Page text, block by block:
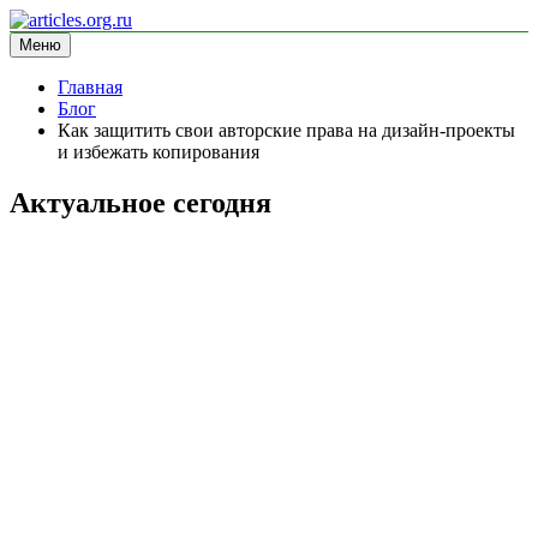
Перейти
к
содержимому
articles.org.ru
информационный сайт
Меню
Главная
Блог
Как защитить свои авторские права на дизайн-проекты
и избежать копирования
Актуальное сегодня